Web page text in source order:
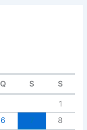
Q S S
1
6
8